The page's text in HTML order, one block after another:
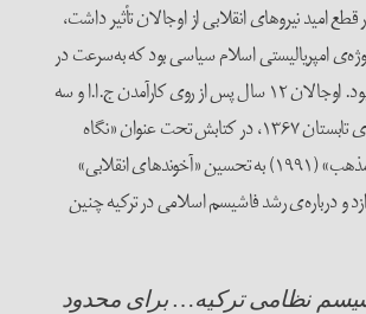
امید نیروهای انقلابی از اوجالان تأثیر داشت،
امپریالیستی اسلام سیاسی بود که به‌سرعت در
منطقه در حال رشد بود. اوجالان ۱۲ سال پس از روی کارآمدن ج.ا.ا و سه
سال پس از رویدادهای تابستان ۱۳۶۷، در کتابش تحت عنوان «نگاه
انقلابی به مسئله‌ی مذهب» (۱۹۹۱) به تحسین «آخوندهای انقلابی»
و درباره‌ی رشد فاشیسم اسلامی در ترکیه چنین
نظامی ترکیه… برای محدود